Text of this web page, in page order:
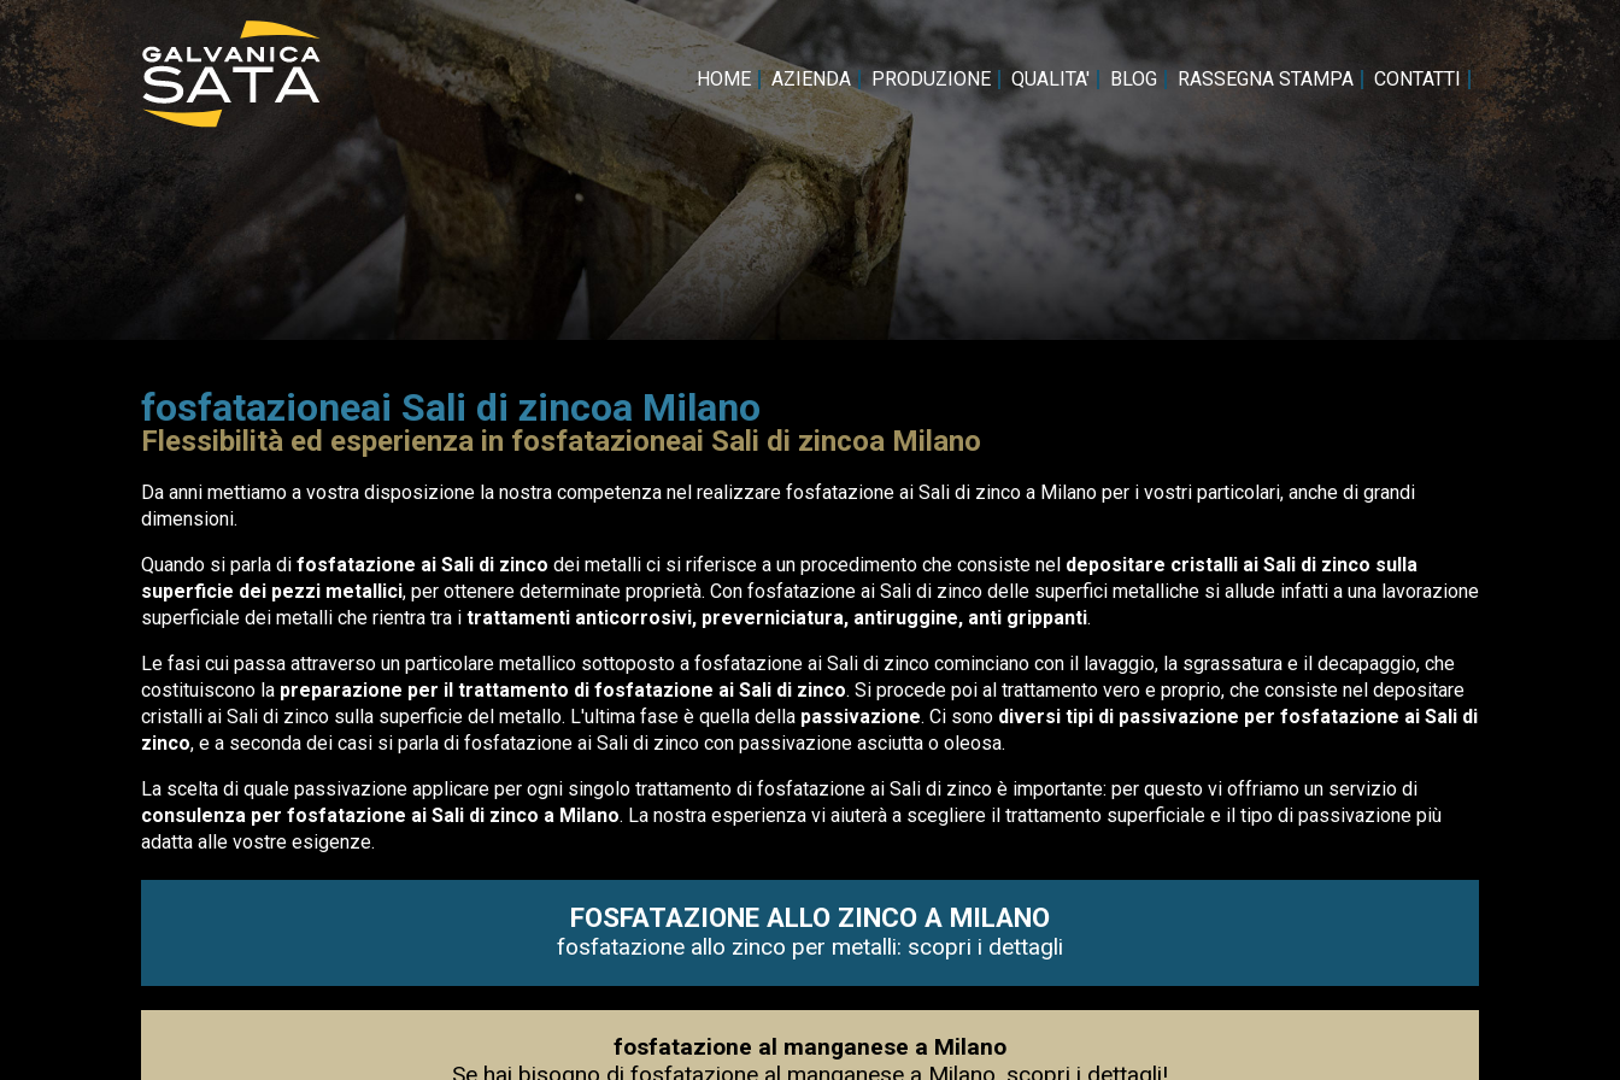
HOME AZIENDA PRODUZIONE QUALITA' BLOG RASSEGNA STAMPA CONTATTI
fosfatazioneai Sali di zincoa Milano
Flessibilità ed esperienza in fosfatazioneai Sali di zincoa Milano
Da anni mettiamo a vostra disposizione la nostra competenza nel realizzare fosfatazione ai Sali di zinco a Milano per i vostri particolari, anche di grandi
dimensioni.
Quando si parla di fosfatazione ai Sali di zinco dei metalli ci si riferisce a un procedimento che consiste nel depositare cristalli ai Sali di zinco sulla
superficie dei pezzi metallici, per ottenere determinate proprietà. Con fosfatazione ai Sali di zinco delle superfici metalliche si allude infatti a una lavorazione
superficiale dei metalli che rientra tra i trattamenti anticorrosivi, preverniciatura, antiruggine, anti grippanti.
Le fasi cui passa attraverso un particolare metallico sottoposto a fosfatazione ai Sali di zinco cominciano con il lavaggio, la sgrassatura e il decapaggio, che
costituiscono la preparazione per il trattamento di fosfatazione ai Sali di zinco. Si procede poi al trattamento vero e proprio, che consiste nel depositare
cristalli ai Sali di zinco sulla superficie del metallo. L'ultima fase è quella della passivazione. Ci sono diversi tipi di passivazione per fosfatazione ai Sali di
zinco, e a seconda dei casi si parla di fosfatazione ai Sali di zinco con passivazione asciutta o oleosa.
La scelta di quale passivazione applicare per ogni singolo trattamento di fosfatazione ai Sali di zinco è importante: per questo vi offriamo un servizio di
consulenza per fosfatazione ai Sali di zinco a Milano. La nostra esperienza vi aiuterà a scegliere il trattamento superficiale e il tipo di passivazione più
adatta alle vostre esigenze.
FOSFATAZIONE ALLO ZINCO A MILANO
fosfatazione allo zinco per metalli: scopri i dettagli
fosfatazione al manganese a Milano